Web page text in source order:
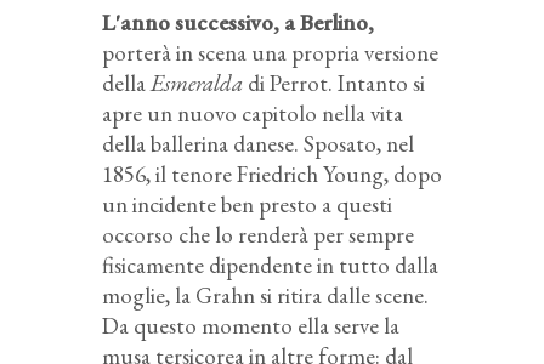
L'anno successivo, a Berlino,
porterà in scena una propria versione
dellaEsmeralda di Perrot. Intanto si
apre un nuovo capitolo nella vita
della ballerina danese. Sposato, nel
1856, il tenore Friedrich Young, dopo
un incidente ben presto a questi
occorso che lo renderà per sempre
fisicamente dipendente in tutto dalla
moglie, la Grahn si ritira dalle scene.
Da questo momento ella serve la
musa tersicorea in altre forme: dal